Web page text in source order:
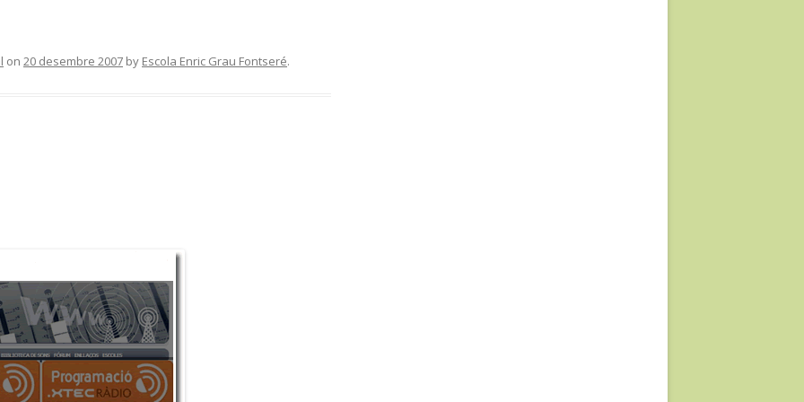
on 20 desembre 2007 by Escola Enric Grau Fontseré.